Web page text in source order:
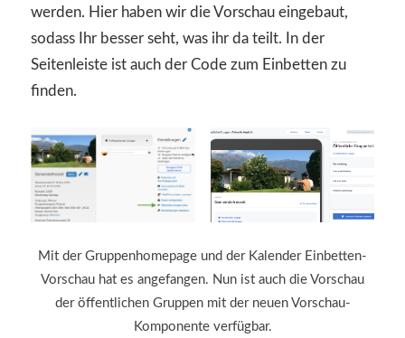
werden. Hier haben wir die Vorschau eingebaut,
sodass Ihr besser seht, was ihr da teilt. In der
Seitenleiste ist auch der Code zum Einbetten zu
finden.
Mit der Gruppenhomepage und der Kalender Einbetten-
Vorschau hat es angefangen. Nun ist auch die Vorschau
der öffentlichen Gruppen mit der neuen Vorschau-
Komponente verfügbar.